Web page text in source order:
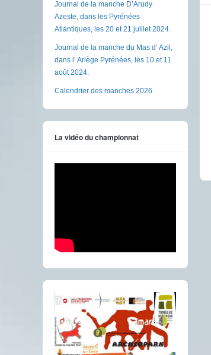
Journal de la manche D’Arudy
Azeste, dans les Pyrénées
Atlantiques, les 20 et 21 juillet 2024.
Journal de la manche du Mas d’ Azil,
dans l’ Ariège Pyrénées, les 10 et 11
août 2024.
Calendrier des manches 2026
La vidéo du championnat